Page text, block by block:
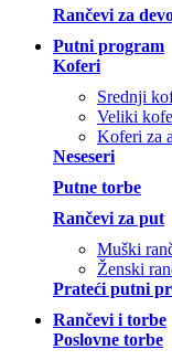
Rančevi za
Putni program
Koferi
Srednji
Veliki
Koferi za
Neseseri
Putne torbe
Rančevi za put
Muški
Ženski
Prateći putni
Rančevi i torbe
Poslovne torbe